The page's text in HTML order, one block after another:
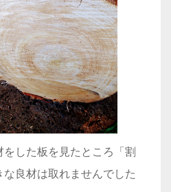
した板を見たところ「割
良材は取れませんでした